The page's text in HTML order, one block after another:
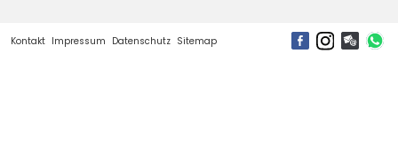
Kontakt Impressum Datenschutz Sitemap